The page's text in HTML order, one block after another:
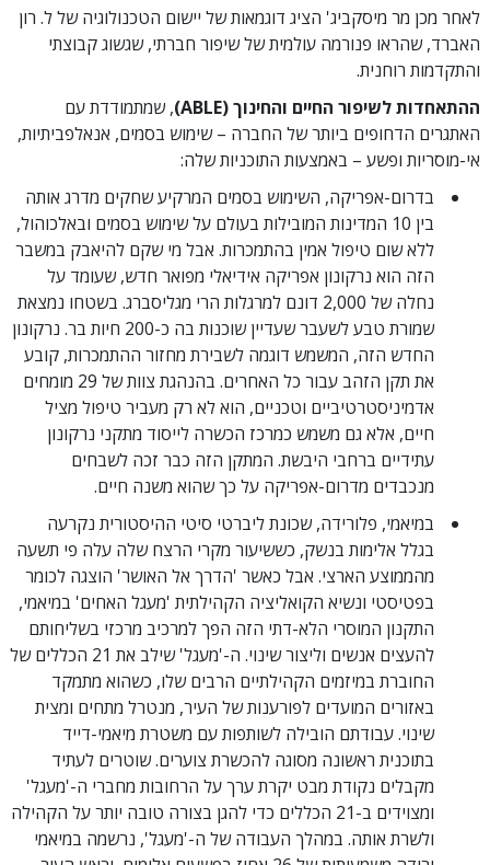
לאחר מכן מר מיסקביג' הציג דוגמאות של יישום הטכנולוגיה של ל. רון
האברד, שהראו פנורמה עולמית של שיפור חברתי, שגשוג קבוצתי
והתקדמות רוחנית.
ההתאחדות לשיפור החיים והחינוך (ABLE)
, שמתמודדת עם
האתגרים הדחופים ביותר של החברה – שימוש בסמים, אנאלפביתיות,
אי-מוסריות ופשע – באמצעות התוכניות שלה:
בדרום-אפריקה, השימוש בסמים המרקיע שחקים מדרג אותה
בין 10 המדינות המובילות בעולם על שימוש בסמים ובאלכוהול,
ללא שום טיפול אמין בהתמכרות. אבל מי שקם להיאבק במשבר
הזה הוא נרקונון אפריקה אידיאלי מפואר חדש, שעומד על
נחלה של 2,000 דונם למרגלות הרי מגליסברג. בשטחו נמצאת
שמורת טבע לשעבר שעדיין שוכנות בה כ-200 חיות בר. נרקונון
החדש הזה, המשמש דוגמה לשבירת מחזור ההתמכרות, קובע
את תקן הזהב עבור כל האחרים. בהנהגת צוות של 29 מומחים
אדמיניסטרטיביים וטכניים, הוא לא רק מעביר טיפול מציל
חיים, אלא גם משמש כמרכז הכשרה לייסוד מתקני נרקונון
עתידיים ברחבי היבשת. המתקן הזה כבר זכה לשבחים
מנכבדים מדרום-אפריקה על כך שהוא משנה חיים.
במיאמי, פלורידה, שכונת ליברטי סיטי ההיסטורית נקרעה
בגלל אלימות בנשק, כששיעור מקרי הרצח שלה עלה פי תשעה
מהממוצע הארצי. אבל כאשר 'הדרך אל האושר' הוצגה לכומר
בפטיסטי ונשיא הקואליציה הקהילתית 'מעגל האחים' במיאמי,
התקנון המוסרי הלא-דתי הזה הפך למרכיב מרכזי בשליחותם
להעצים אנשים וליצור שינוי. ה-'מעגל' שילב את 21 הכללים של
החוברת במיזמים הקהילתיים הרבים שלו, כשהוא מתמקד
באזורים המועדים לפורענות של העיר, מנטרל מתחים ומצית
שינוי. עבודתם הובילה לשותפות עם משטרת מיאמי-דייד
בתוכנית ראשונה מסוגה להכשרת צוערים. שוטרים לעתיד
מקבלים נקודת מבט יקרת ערך על הרחובות מחברי ה-'מעגל'
ומצוידים ב-21 הכללים כדי להגן בצורה טובה יותר על הקהילה
ולשרת אותה. במהלך העבודה של ה-'מעגל', נרשמה במיאמי